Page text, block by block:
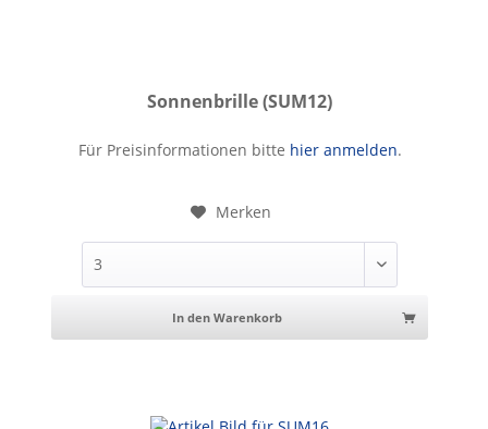
Sonnenbrille (SUM12)
Sonnenbrille
Für Preisinformationen bitte hier anmelden.
Merken
In den Warenkorb